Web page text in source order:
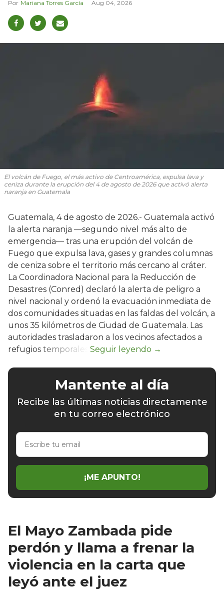
Mariana Torres García Aug 04, 2026
El volcán de Fuego, el más activo de Centroamérica, expulsa lava y
ceniza durante la erupción del 4 de agosto de 2026 que activó alerta
naranja en Guatemala
Guatemala, 4 de agosto de 2026.- Guatemala activó
la alerta naranja —segundo nivel más alto de
emergencia— tras una erupción del volcán de
Fuego que expulsa lava, gases y grandes columnas
de ceniza sobre el territorio más cercano al cráter.
La Coordinadora Nacional para la Reducción de
Desastres (Conred) declaró la alerta de peligro a
nivel nacional y ordenó la evacuación inmediata de
dos comunidades situadas en las faldas del volcán, a
unos 35 kilómetros de Ciudad de Guatemala. Las
autoridades trasladaron a los vecinos afectados a
refugios temporales.
Mantente al día
Recibe las últimas noticias directamente
en tu correo electrónico
Escribe
email
¡ME APUNTO!
El Mayo Zambada pide
perdón y llama a frenar la
violencia en la carta que
leyó ante el juez